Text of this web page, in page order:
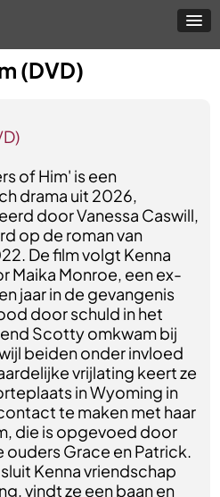
(DVD)
of Him' is een
drama uit 2026,
door Vanessa Caswill,
op de roman van
De film volgt Kenna
Maika Monroe, een ex-
jaar in de gevangenis
door schuld in het
Scotty omkwam bij
beiden onder invloed
vrijlating keert ze
in Wyoming in
te maken met haar
die is opgevoed door
Grace en Patrick.
Kenna vriendschap
vindt ze een baan en